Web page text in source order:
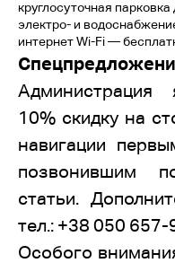
круглосуточная
электро- и
интернет Wi-Fi —
Администрация
10% скидку на
навигации
позвонившим
статьи.
тел.: +38 050
Особого